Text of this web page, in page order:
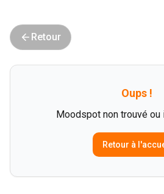
Retour
Oups !
Moodspot non trouvé
Retour à